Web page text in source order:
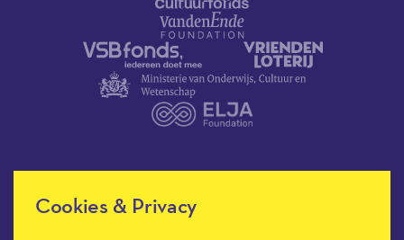
Cookies & PrivacyMéér Muziek in de Klas heeft de
culturele ANBI-status en is een